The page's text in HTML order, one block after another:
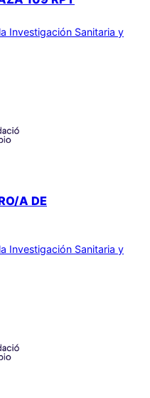
Investigación Sanitaria y
A DE
Investigación Sanitaria y